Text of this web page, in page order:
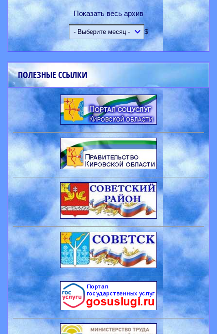
Показать весь архив
$
ПОЛЕЗНЫЕ ССЫЛКИ